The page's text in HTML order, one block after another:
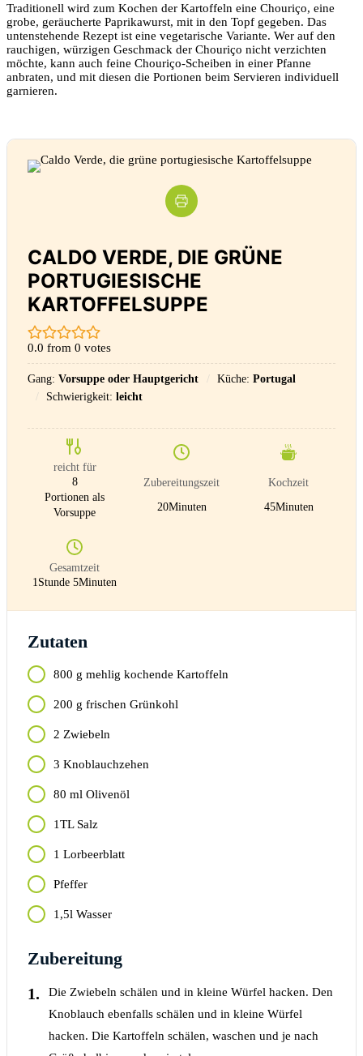
Traditionell wird zum Kochen der Kartoffeln eine Chouriço, eine
grobe, geräucherte Paprikawurst, mit in den Topf gegeben. Das
untenstehende Rezept ist eine vegetarische Variante. Wer auf den
rauchigen, würzigen Geschmack der Chouriço nicht verzichten
möchte, kann auch feine Chouriço-Scheiben in einer Pfanne
anbraten, und mit diesen die Portionen beim Servieren individuell
garnieren.
CALDO VERDE, DIE GRÜNE
PORTUGIESISCHE
KARTOFFELSUPPE
0.0 from 0 votes
Gang: Vorsuppe oder Hauptgericht Küche: Portugal
Schwierigkeit: leicht
reicht für
8
Portionen als
Vorsuppe
Zubereitungszeit
20Minuten
Kochzeit
45Minuten
Gesamtzeit
1 Stunde 5Minuten
Zutaten
800 g mehlig kochende Kartoffeln
200 g frischen Grünkohl
2 Zwiebeln
3 Knoblauchzehen
80 ml Olivenöl
1TL Salz
1 Lorbeerblatt
Pfeffer
1,5l Wasser
Zubereitung
Die Zwiebeln schälen und in kleine Würfel hacken. Den
Knoblauch ebenfalls schälen und in kleine Würfel
hacken. Die Kartoffeln schälen, waschen und je nach